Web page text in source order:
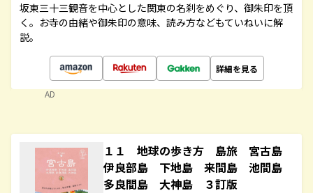
坂東三十三観音を中心とした関東の名刹をめぐり、御朱印を頂
く。お寺の由緒や御朱印の意味、読み方などもていねいに解
説。
詳細を見る
AD
１１ 地球の歩き方 島旅 宮古島
伊良部島 下地島 来間島 池間島
多良間島 大神島 ３訂版